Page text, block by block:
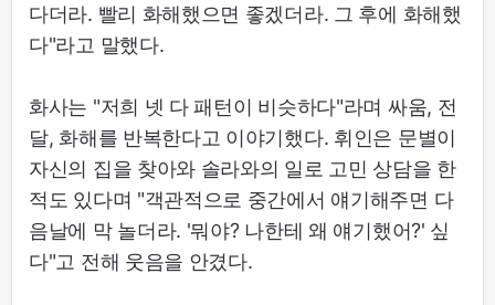
다더라. 빨리 화해했으면 좋겠더라. 그 후에 화해했
다"라고 말했다.
화사는 "저희 넷 다 패턴이 비슷하다"라며 싸움, 전
달, 화해를 반복한다고 이야기했다. 휘인은 문별이
자신의 집을 찾아와 솔라와의 일로 고민 상담을 한
적도 있다며 "객관적으로 중간에서 얘기해주면 다
음날에 막 놀더라. '뭐야? 나한테 왜 얘기했어?' 싶
다"고 전해 웃음을 안겼다.